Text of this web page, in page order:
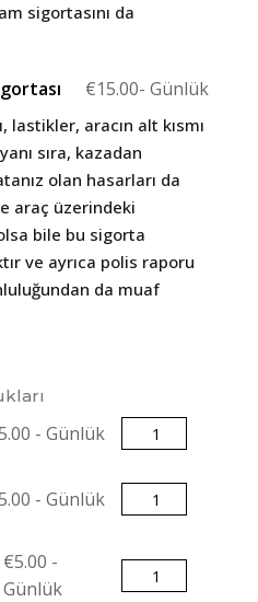
sigortasını da
€15.00- Günlük
lastikler, aracın alt kısmı
sıra, kazadan
olan hasarları da
araç üzerindeki
bile bu sigorta
ve ayrıca polis raporu
da muaf
- Günlük Miktar
- Günlük Miktar
€5.00 -
Günlük
Miktar